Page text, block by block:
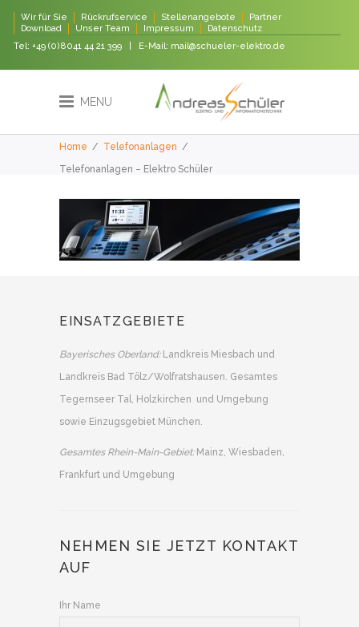
Wir für Sie Rückrufservice Stellenangebote
Partner
Download
Unser Team Impressum
Datenschutz
Tel: +49 (0)8041 44 21 399 | E-Mail: mail@schueler-elektro.de
MENU
Home / Telefonanlagen /
Telefonanlagen – Elektro Schüler
EINSATZGEBIETE
Bayerisches Oberland: Landkreis Miesbach und
Landkreis Bad Tölz/Wolfratshausen. Gesamtes
Tegernseer Tal, Holzkirchen und Umgebung
sowie Einzugsgebiet München.
Gesamtes Rhein-Main-Gebiet:Mainz, Wiesbaden,
Frankfurt und Umgebung
NEHMEN SIE JETZT KONTAKT
AUF
Ihr Name